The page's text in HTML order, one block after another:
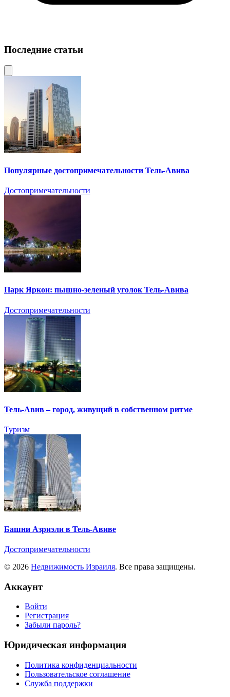
Последние статьи
Популярные достопримечательности Тель-Авива
Достопримечательности
Парк Яркон: пышно-зеленый уголок Тель-Авива
Достопримечательности
Тель-Авив – город, живущий в собственном ритме
Туризм
Башни Азриэли в Тель-Авиве
Достопримечательности
© 2026 Недвижимость Израиля. Все права защищены.
Аккаунт
Войти
Регистрация
Забыли пароль?
Юридическая информация
Политика конфиденциальности
Пользовательское соглашение
Служба поддержки